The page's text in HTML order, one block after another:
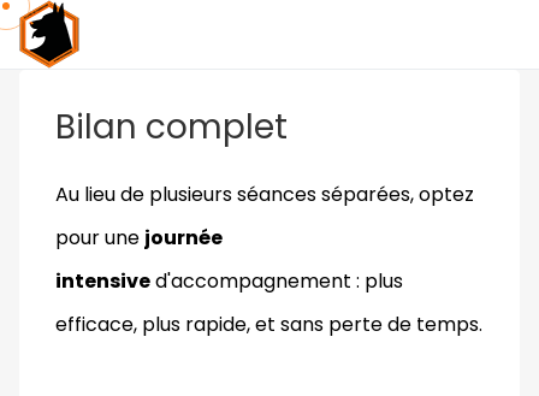
Bilan complet
Au lieu de plusieurs séances séparées, optez
pour une journée
intensived'accompagnement : plus
efficace, plus rapide, et sans perte de temps.